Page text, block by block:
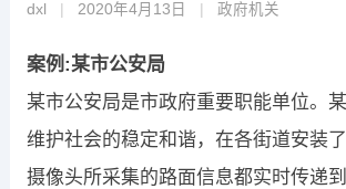
dxl 2020年4月13日 政府机关
案例:某市公安局
某市公安局是市政府重要职能单位。
维护社会的稳定和谐，在各街道安装了
摄像头所采集的路面信息都实时传递